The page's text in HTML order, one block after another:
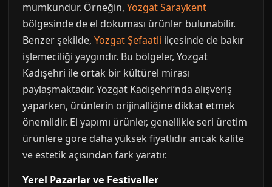
mümkündür. Örneğin, Yozgat Saraykent
bölgesinde de el dokuması ürünler bulunabilir.
Benzer şekilde, Yozgat Şefaatli ilçesinde de bakır
işlemeciliği yaygındır. Bu bölgeler, Yozgat
Kadışehri ile ortak bir kültürel mirası
paylaşmaktadır. Yozgat Kadışehri’nda alışveriş
yaparken, ürünlerin orijinalliğine dikkat etmek
önemlidir. El yapımı ürünler, genellikle seri üretim
ürünlere göre daha yüksek fiyatlıdır ancak kalite
ve estetik açısından fark yaratır.
Yerel Pazarlar ve Festivaller